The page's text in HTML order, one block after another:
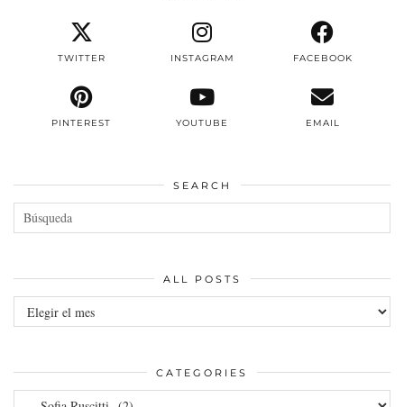
TWITTER INSTAGRAM FACEBOOK
PINTEREST YOUTUBE EMAIL
SEARCH
ALL POSTS
All
posts
CATEGORIES
Categories